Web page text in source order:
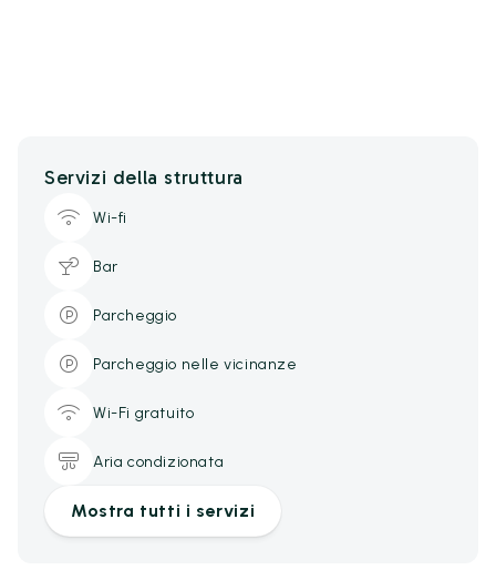
Servizi della struttura
Wi-fi
Bar
Parcheggio
Parcheggio nelle vicinanze
Wi-Fi gratuito
Aria condizionata
Mostra tutti i servizi